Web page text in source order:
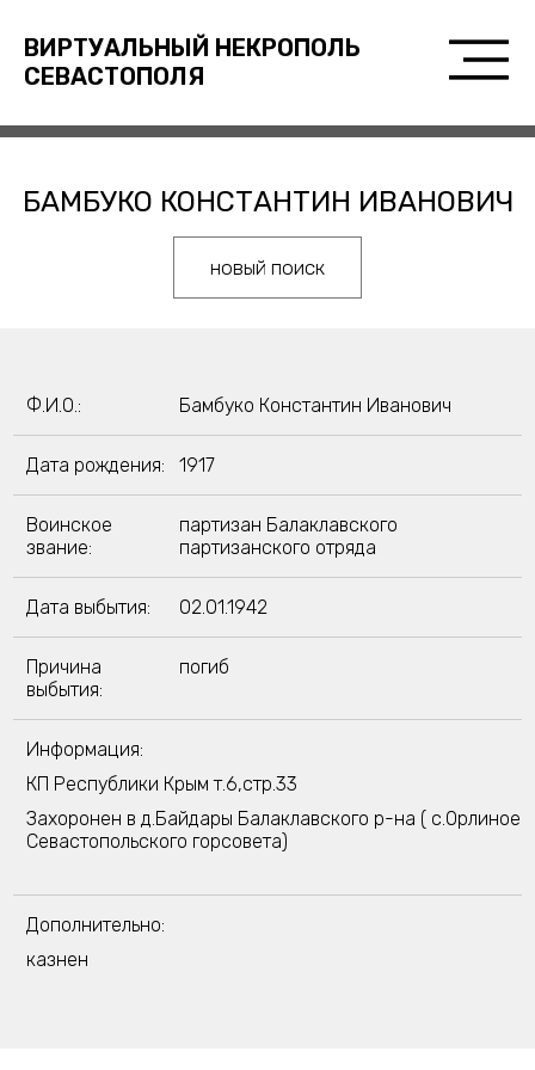
ВИРТУАЛЬНЫЙ НЕКРОПОЛЬ
СЕВАСТОПОЛЯ
БАМБУКО КОНСТАНТИН ИВАНОВИЧ
новый поиск
Ф.И.О.: Бамбуко Константин Иванович
Дата рождения: 1917
Воинское
звание:
партизан Балаклавского
партизанского отряда
Дата выбытия: 02.01.1942
Причина
выбытия:
погиб
Информация:
КП Республики Крым т.6,стр.33
Захоронен в д.Байдары Балаклавского р-на ( с.Орлиное
Севастопольского горсовета)
Дополнительно:
казнен